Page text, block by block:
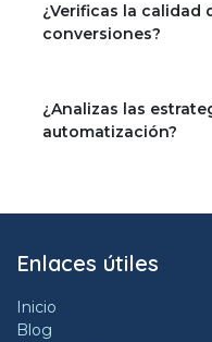
¿Verificas la calidad
conversiones?
¿Analizas las
automatización?
Enlaces útiles
Inicio
Blog